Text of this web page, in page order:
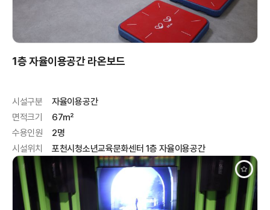
1층 자율이용공간 라온보드
시설구분
자율이용공간
면적크기
67㎡
수용인원
2명
시설위치
포천시청소년교육문화센터 1층 자율이용공간